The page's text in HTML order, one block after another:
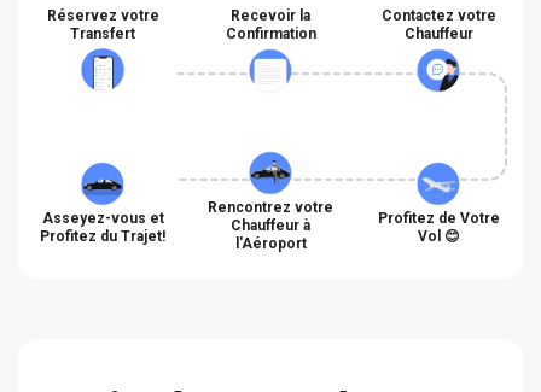
Réservez votre
Transfert
Recevoir la
Confirmation
Contactez votre
Chauffeur
Asseyez-vous et
Profitez du Trajet!
Rencontrez votre
Chauffeur à
l'Aéroport
Profitez de Votre
Vol 😊